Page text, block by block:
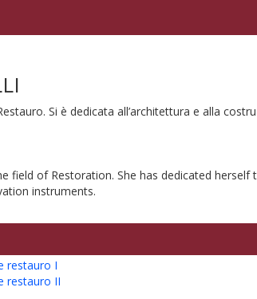
Si è dedicata all’architettura e alla
field of Restoration. She has dedicated
instruments.
restauro I
restauro II